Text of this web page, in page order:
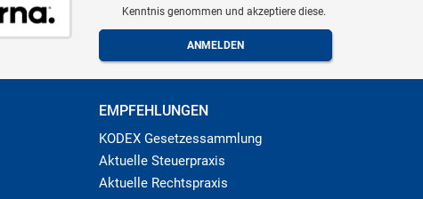
Kenntnis genommen und akzeptiere diese.
EMPFEHLUNGEN
KODEX Gesetzessammlung
Aktuelle Steuerpraxis
Aktuelle Rechtspraxis